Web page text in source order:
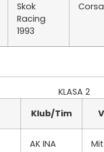
Skok
Racing
1993
Corsa
KLASA 2
Klub/Tim
AK INA